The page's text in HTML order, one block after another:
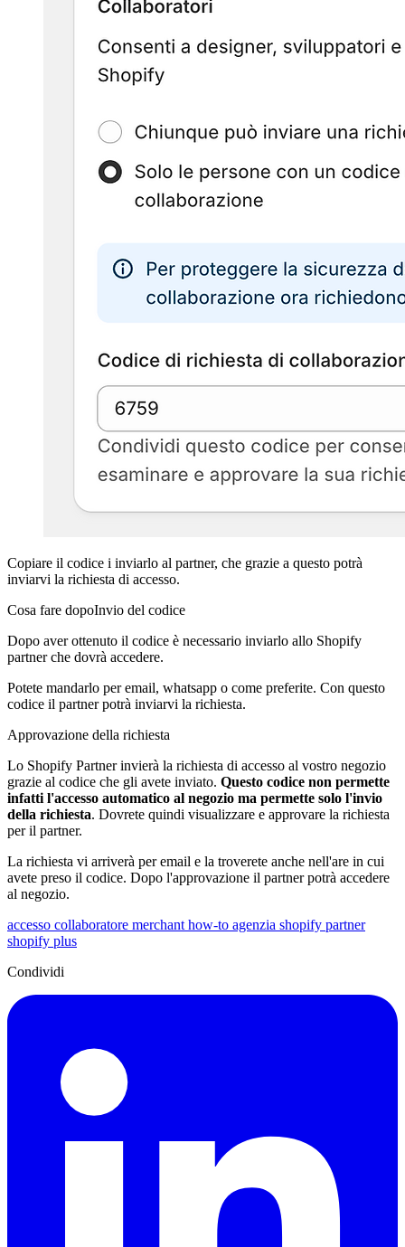
Copiare il codice i inviarlo al partner, che grazie a questo potrà
inviarvi la richiesta di accesso.
Cosa fare dopoInvio del codice
Dopo aver ottenuto il codice è necessario inviarlo allo Shopify
partner che dovrà accedere.
Potete mandarlo per email, whatsapp o come preferite. Con questo
codice il partner potrà inviarvi la richiesta.
Approvazione della richiesta
Lo Shopify Partner invierà la richiesta di accesso al vostro negozio
grazie al codice che gli avete inviato. Questo codice non permette
infatti l'accesso automatico al negozio ma permette solo l'invio
della richiesta. Dovrete quindi visualizzare e approvare la richiesta
per il partner.
La richiesta vi arriverà per email e la troverete anche nell'are in cui
avete preso il codice. Dopo l'approvazione il partner potrà accedere
al negozio.
accesso collaboratore merchant how-to agenzia shopify partner
shopify plus
Condividi